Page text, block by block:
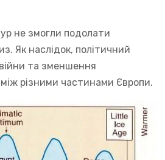
не змогли подолати
Як наслідок, політичний
та зменшення
між різними частинами Європи.